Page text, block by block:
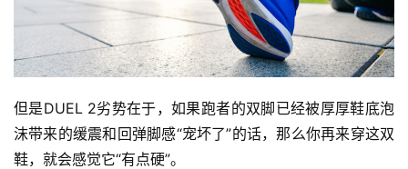
但是DUEL 2劣势在于，如果跑者的双脚已经被厚厚鞋底泡
沫带来的缓震和回弹脚感“宠坏了”的话，那么你再来穿这双
鞋，就会感觉它“有点硬”。